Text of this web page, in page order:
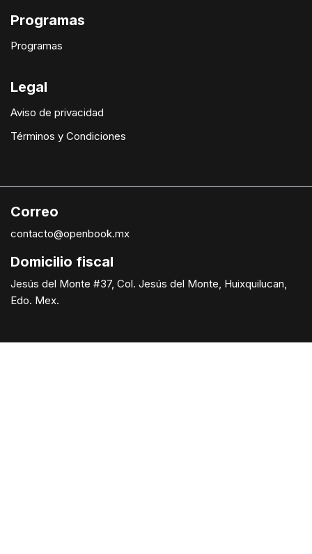
Programas
Programas
Legal
Aviso de privacidad
Términos y Condiciones
Correo
contacto@openbook.mx
Domicilio fiscal
Jesús del Monte #37, Col. Jesús del Monte, Huixquilucan,
Edo. Mex.